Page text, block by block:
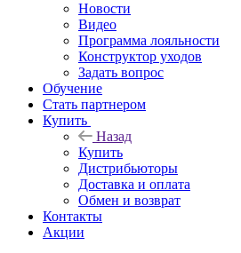
Новости
Видео
Программа лояльности
Конструктор уходов
Задать вопрос
Обучение
Стать партнером
Купить
Назад
Купить
Дистрибьюторы
Доставка и оплата
Обмен и возврат
Контакты
Акции